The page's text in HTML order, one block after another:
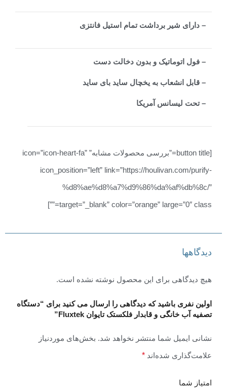
– دارای شیر برداشت تمام استیل فانتزی
– فول اتوماتیک و بدون دخالت دست
– قابل انشعاب به یخچال ساید بای ساید
– تحت لیسانس آمریکا
[button title=”بررسی محصولات مشابه” icon=”icon-heart-fa”
icon_position=”left” link=”https://houlivan.com/purify-
%d8%ae%d8%a7%d9%86%da%af%db%8c/”
target=”_blank” color=”orange” large=”0″ class=””]
دیدگاهها
هیچ دیدگاهی برای این محصول نوشته نشده است.
اولین نفری باشید که دیدگاهی را ارسال می کنید برای “دستگاه
تصفیه آب خانگی و قابدار فلکستک تایوان Fluxtek”
نشانی ایمیل شما منتشر نخواهد شد. بخش‌های موردنیاز
علامت‌گذاری شده‌اند *
امتیاز شما